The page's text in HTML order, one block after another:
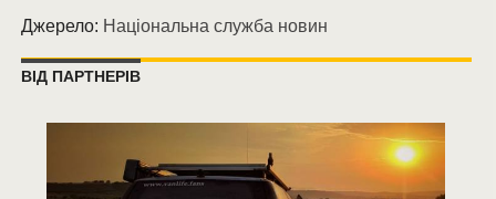
Джерело: Національна служба новин
ВІД ПАРТНЕРІВ